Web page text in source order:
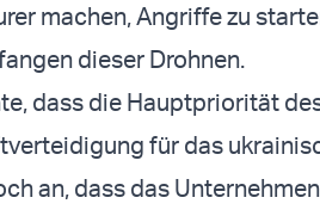
machen, Angriffe zu
dieser Drohnen.
dass die Hauptpriorität
für das
an, dass das Unternehmen